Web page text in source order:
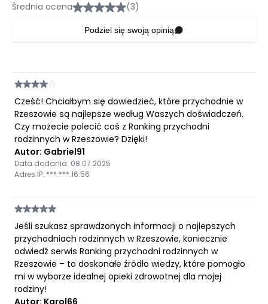
Średnia ocena (3)
Podziel się swoją opinią
Cześć! Chciałbym się dowiedzieć, które przychodnie w
Rzeszowie są najlepsze według Waszych doświadczeń.
Czy możecie polecić coś z Ranking przychodni
rodzinnych w Rzeszowie? Dzięki!
Autor: Gabriel91
Data dodania: 08.07.2025
Adres IP: ***.***.16.56
Jeśli szukasz sprawdzonych informacji o najlepszych
przychodniach rodzinnych w Rzeszowie, koniecznie
odwiedź serwis Ranking przychodni rodzinnych w
Rzeszowie – to doskonałe źródło wiedzy, które pomogło
mi w wyborze idealnej opieki zdrowotnej dla mojej
rodziny!
Autor: Karol66